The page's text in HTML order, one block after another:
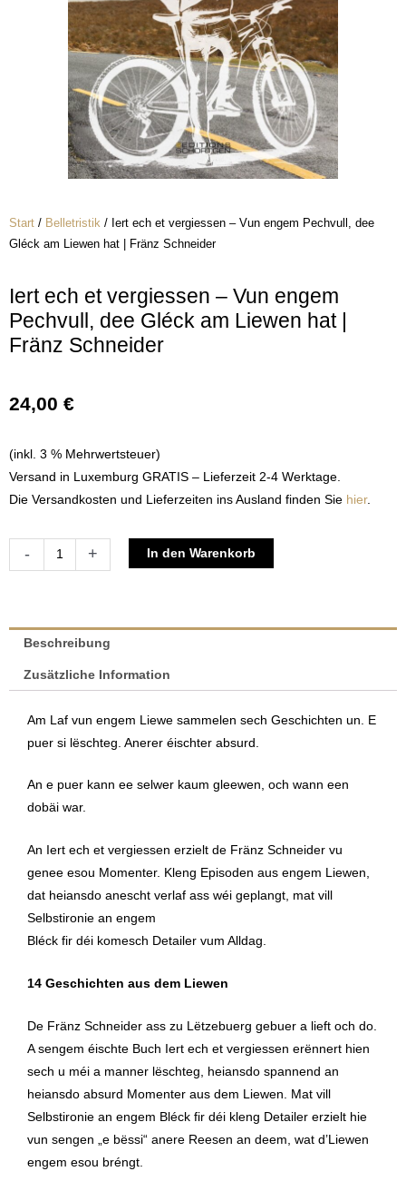
Start / Belletristik / Iert ech et vergiessen – Vun engem Pechvull, dee
Gléck am Liewen hat | Fränz Schneider
Iert ech et vergiessen – Vun engem
Pechvull, dee Gléck am Liewen hat |
Fränz Schneider
24,00 €
(inkl. 3 % Mehrwertsteuer)
Versand in Luxemburg GRATIS – Lieferzeit 2-4 Werktage.
Die Versandkosten und Lieferzeiten ins Ausland finden Sie hier.
-
Iert
-
engem
dee
Gléck
Liewen
Fränz
Schneider
Menge
+ In den Warenkorb
Beschreibung
Zusätzliche Information
Am Laf vun engem Liewe sammelen sech Geschichten un. E
puer si lëschteg. Anerer éischter absurd.
An e puer kann ee selwer kaum gleewen, och wann een
dobäi war.
An Iert ech et vergiessen erzielt de Fränz Schneider vu
genee esou Momenter. Kleng Episoden aus engem Liewen,
dat heiansdo anescht verlaf ass wéi geplangt, mat vill
Selbstironie an engem
Bléck fir déi komesch Detailer vum Alldag.
14 Geschichten aus dem Liewen
De Fränz Schneider ass zu Lëtzebuerg gebuer a lieft och do.
A sengem éischte Buch Iert ech et vergiessen erënnert hien
sech u méi a manner lëschteg, heiansdo spannend an
heiansdo absurd Momenter aus dem Liewen. Mat vill
Selbstironie an engem Bléck fir déi kleng Detailer erzielt hie
vun sengen „e bëssi“ anere Reesen an deem, wat d’Liewen
engem esou bréngt.